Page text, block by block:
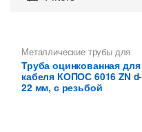
Металлические трубы для
прокладки кабеля 22 мм
Труба оцинкованная для
кабеля КОПОС 6016 ZN d-
22 мм, с резьбой